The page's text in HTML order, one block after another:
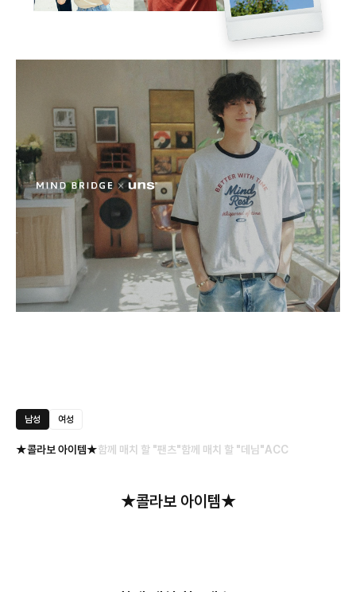
남성 여성
★콜라보 아이템★함께 매치 할 "팬츠"함께 매치 할 "데님"ACC
★콜라보 아이템★